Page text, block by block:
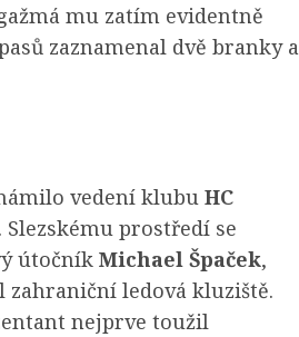
mu zatím evidentně
zaznamenal dvě branky a
vedení klubu HC
prostředí se
útočník Michael Špaček,
zahraniční ledová kluziště.
nejprve toužil